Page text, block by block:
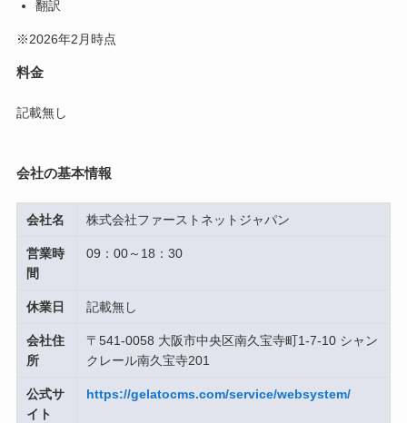
翻訳
※2026年2月時点
料金
記載無し
会社の基本情報
会社名 株式会社ファーストネットジャパン
営業時
間
09：00～18：30
休業日 記載無し
会社住
所
〒541-0058 大阪市中央区南久宝寺町1-7-10 シャン
クレール南久宝寺201
公式サ
イト
https://gelatocms.com/service/websystem/